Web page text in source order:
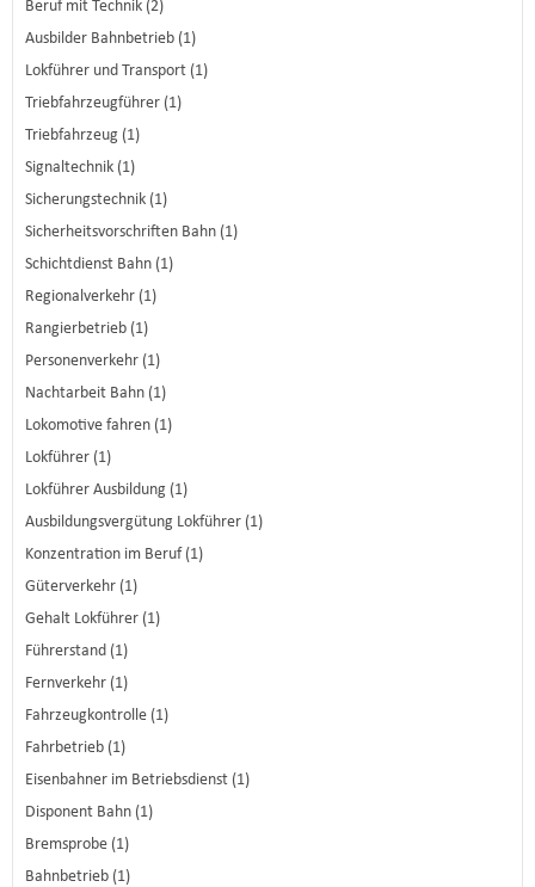
Beruf mit Technik (2)
Ausbilder Bahnbetrieb (1)
Lokführer und Transport (1)
Triebfahrzeugführer (1)
Triebfahrzeug (1)
Signaltechnik (1)
Sicherungstechnik (1)
Sicherheitsvorschriften Bahn (1)
Schichtdienst Bahn (1)
Regionalverkehr (1)
Rangierbetrieb (1)
Personenverkehr (1)
Nachtarbeit Bahn (1)
Lokomotive fahren (1)
Lokführer (1)
Lokführer Ausbildung (1)
Ausbildungsvergütung Lokführer (1)
Konzentration im Beruf (1)
Güterverkehr (1)
Gehalt Lokführer (1)
Führerstand (1)
Fernverkehr (1)
Fahrzeugkontrolle (1)
Fahrbetrieb (1)
Eisenbahner im Betriebsdienst (1)
Disponent Bahn (1)
Bremsprobe (1)
Bahnbetrieb (1)